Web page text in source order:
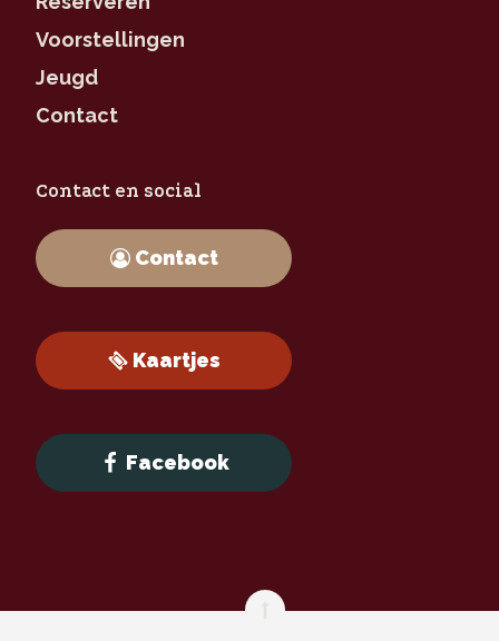
Voorstellingen
Jeugd
Contact
Contact en social
Contact
Kaartjes
Facebook